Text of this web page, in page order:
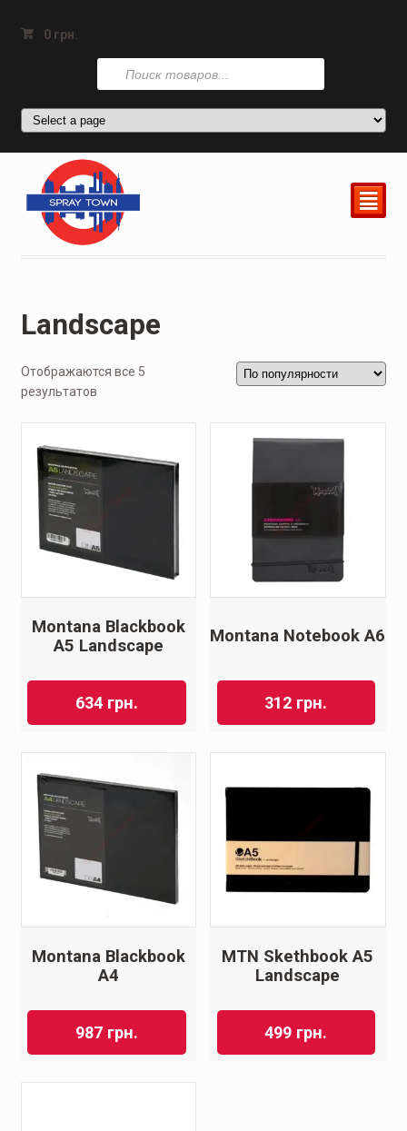
0 грн.
Поиск
товаров
²
Landscape
Отображаются все 5
результатов
Montana Blackbook
A5 Landscape
634 грн.
Montana Notebook A6
312 грн.
Montana Blackbook
A4
987 грн.
MTN Skethbook A5
Landscape
499 грн.